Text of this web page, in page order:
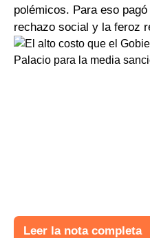
polémicos. Para eso
rechazo social y la feroz
Leer la nota completa